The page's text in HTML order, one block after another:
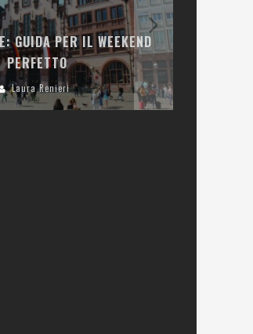
GUIDA PER IL WEEKEND
PERFETTO
Laura Renieri